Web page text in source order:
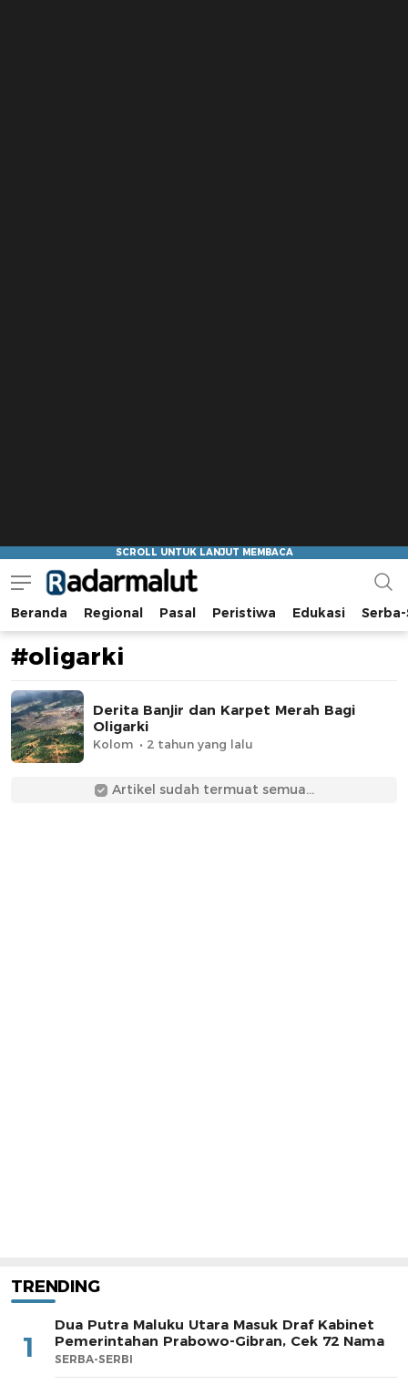
Radar Malut
Bacaan Nyindir
Beranda Regional Pasal Peristiwa Edukasi
#oligarki
Derita Banjir dan Karpet Merah Bagi
Oligarki
Kolom 2 tahun yang lalu
Artikel sudah termuat semua...
TRENDING
1
Dua Putra Maluku Utara Masuk Draf Kabinet
Pemerintahan Prabowo-Gibran, Cek 72 Nama
SERBA-SERBI